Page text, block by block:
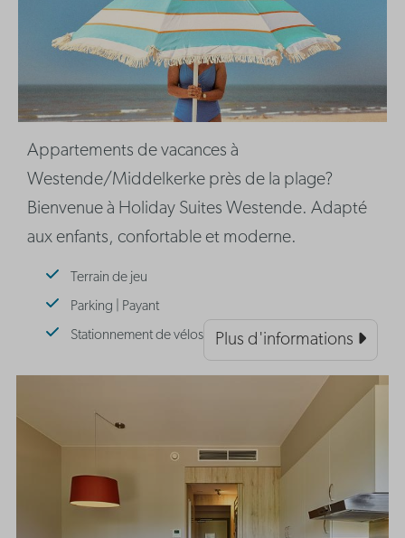
Appartements de vacances à
Westende/Middelkerke près de la plage?
Bienvenue à Holiday Suites Westende. Adapté
aux enfants, confortable et moderne.
Terrain de jeu
Parking | Payant
Stationnement de vélos
Plus d'informations